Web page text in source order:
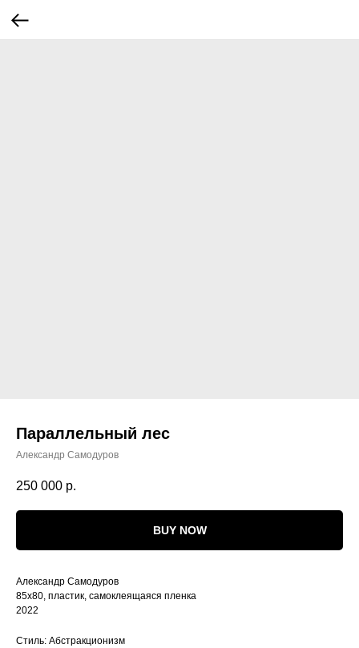
Параллельный лес
Александр Самодуров
250 000 р.
BUY NOW
Александр Самодуров
85х80, пластик, самоклеящаяся пленка
2022
Стиль: Абстракционизм